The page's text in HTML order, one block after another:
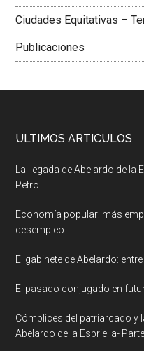
Ciudades Equitativas –
Publicaciones
ULTIMOS ARTICULOS
La llegada de Abelardo de
Petro
Economía popular: más
desempleo
El gabinete de Abelardo:
El pasado conjugado en
Cómplices del patriarcado y
Abelardo de la Espriella- Parte